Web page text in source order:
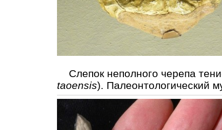
Слепок неполного черепа
taoensis). Палеонтологический